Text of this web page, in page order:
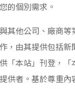
的個別需求。
其他公司、廠商
，由其提供包括新
「本站」刊登，「
供者。基於尊重內